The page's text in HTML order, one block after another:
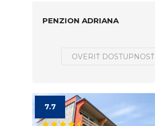
PENZION ADRIANA
OVERIŤ DOSTUPNOSŤ
7.7